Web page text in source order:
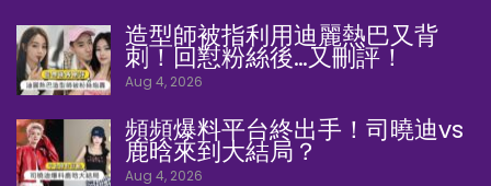
造型師被指利用迪麗熱巴又背
刺！回懟粉絲後…又刪評！
Aug 4, 2026
頻頻爆料平台終出手！司曉迪vs
鹿晗來到大結局？
Aug 4, 2026